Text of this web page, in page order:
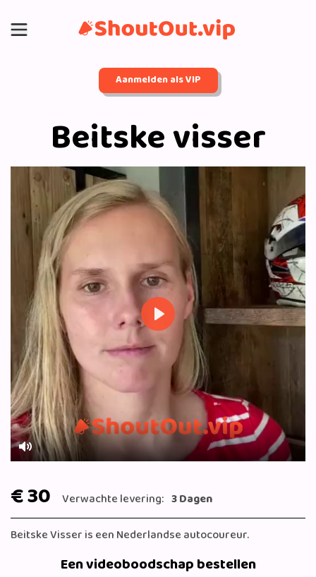
Aanmelden als VIP
Beitske visser
Mute
Play
€ 30 Verwachte levering: 3 Dagen
Beitske Visser is een Nederlandse autocoureur.
Een videoboodschap bestellen